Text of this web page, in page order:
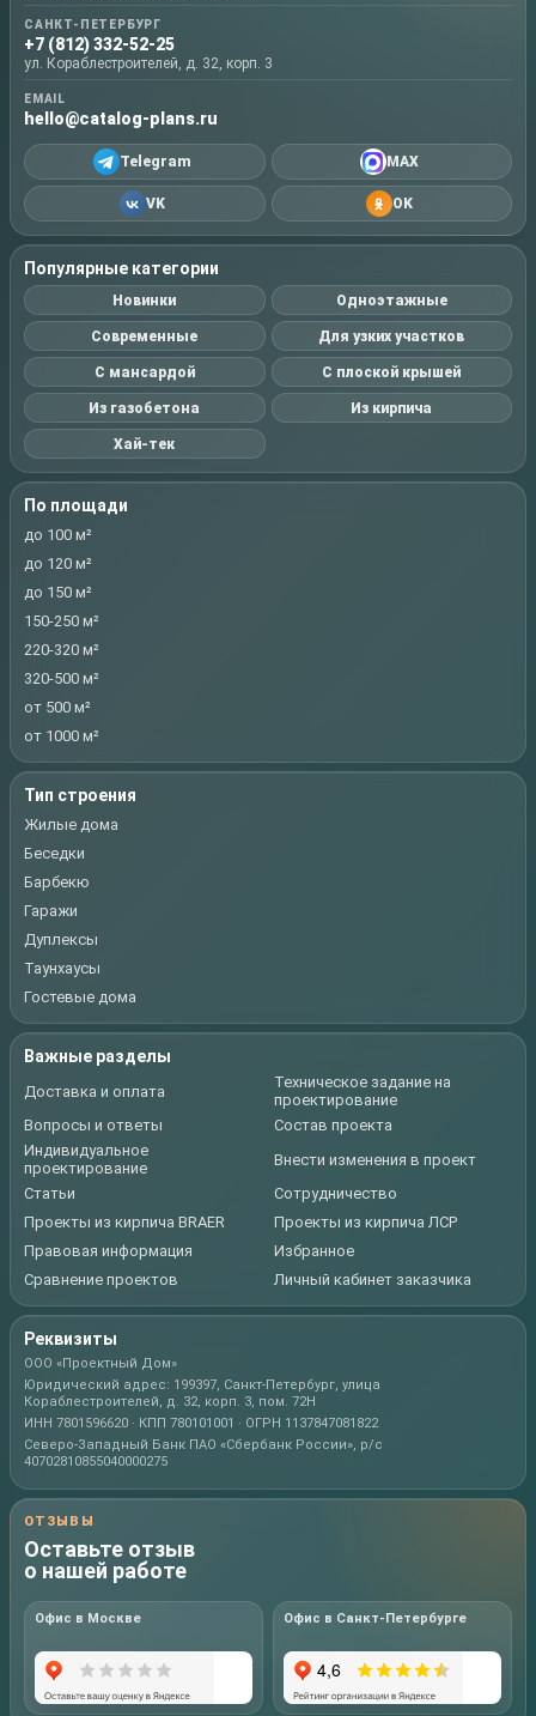
САНКТ-ПЕТЕРБУРГ
+7 (812) 332-52-25
ул. Кораблестроителей, д. 32, корп. 3
EMAIL
hello@catalog-plans.ru
Telegram MAX
VK OK
Популярные категории
Новинки Одноэтажные
Современные Для узких участков
С мансардой С плоской крышей
Из газобетона Из кирпича
Хай-тек
По площади
до 100 м²
до 120 м²
до 150 м²
150-250 м²
220-320 м²
320-500 м²
от 500 м²
от 1000 м²
Тип строения
Жилые дома
Беседки
Барбекю
Гаражи
Дуплексы
Таунхаусы
Гостевые дома
Важные разделы
Доставка и оплата
Техническое задание на
проектирование
Вопросы и ответы
Состав проекта
Индивидуальное
проектирование
Внести изменения в проект
Статьи
Сотрудничество
Проекты из кирпича BRAER
Проекты из кирпича ЛСР
Правовая информация
Избранное
Сравнение проектов
Личный кабинет заказчика
Реквизиты
ООО «Проектный Дом»
Юридический адрес: 199397, Санкт-Петербург, улица
Кораблестроителей, д. 32, корп. 3, пом. 72Н
ИНН 7801596620 · КПП 780101001 · ОГРН 1137847081822
Северо-Западный Банк ПАО «Сбербанк России», р/с
40702810855040000275
ОТЗЫВЫ
Оставьте отзыв
о нашей работе
Офис в Москве Офис в Санкт-Петербурге